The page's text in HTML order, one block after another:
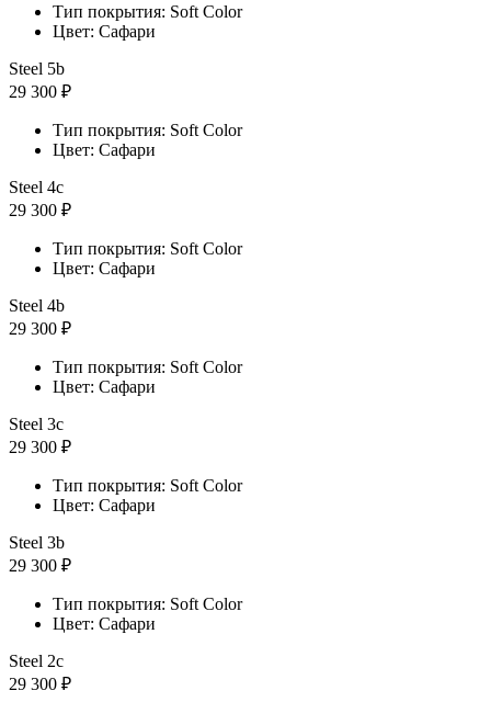
Тип покрытия: Soft Color
Цвет: Сафари
Steel 5b
29 300 ₽
Тип покрытия: Soft Color
Цвет: Сафари
Steel 4с
29 300 ₽
Тип покрытия: Soft Color
Цвет: Сафари
Steel 4b
29 300 ₽
Тип покрытия: Soft Color
Цвет: Сафари
Steel 3с
29 300 ₽
Тип покрытия: Soft Color
Цвет: Сафари
Steel 3b
29 300 ₽
Тип покрытия: Soft Color
Цвет: Сафари
Steel 2с
29 300 ₽